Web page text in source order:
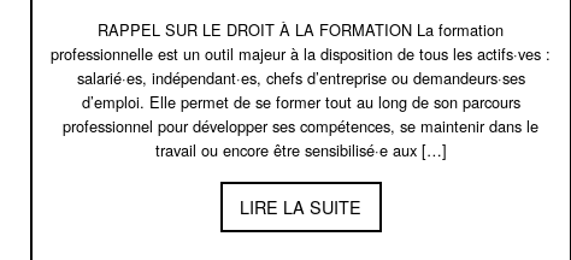
RAPPEL SUR LE DROIT À LA FORMATION La formation
professionnelle est un outil majeur à la disposition de tous les actifs·ves :
salarié·es, indépendant·es, chefs d’entreprise ou demandeurs·ses
d’emploi. Elle permet de se former tout au long de son parcours
professionnel pour développer ses compétences, se maintenir dans le
travail ou encore être sensibilisé·e aux […]
LIRE LA SUITE